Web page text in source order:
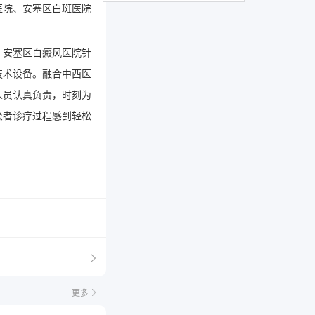
、安塞区白斑医院
塞区白癜风医院针
设备。融合中西医
认真负责，时刻为
诊疗过程感到轻松
更多